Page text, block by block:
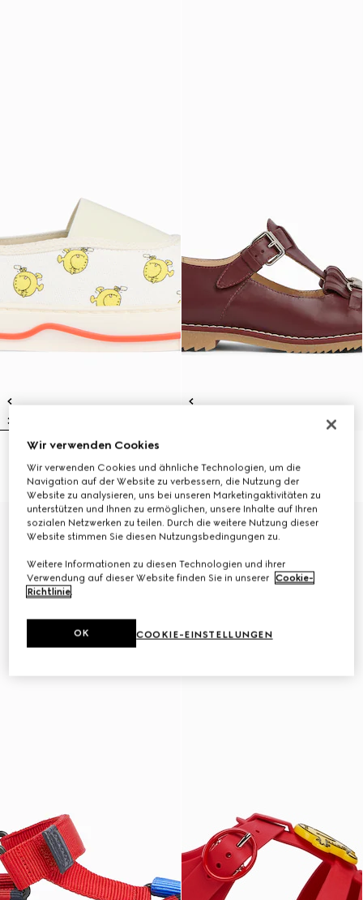
171 000 Ft
215 500 Ft
Wir verwenden Cookies
Wir verwenden Cookies und ähnliche Technologien, um die
Navigation auf der Website zu verbessern, die Nutzung der
Website zu analysieren, uns bei unseren Marketingaktivitäten zu
unterstützen und Ihnen zu ermöglichen, unsere Inhalte auf Ihren
sozialen Netzwerken zu teilen. Durch die weitere Nutzung dieser
Website stimmen Sie diesen Nutzungsbedingungen zu.
Weitere Informationen zu diesen Technologien und ihrer
Verwendung auf dieser Website finden Sie in unserer Cookie-
Richtlinie.
COOKIE-EINSTELLUNGEN
OK